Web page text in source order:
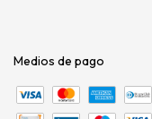
Medios de pago